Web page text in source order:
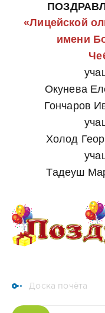
«Лицейской
имени
Окунева
Гончаров
Холод
Тадеуш
Доска почёта